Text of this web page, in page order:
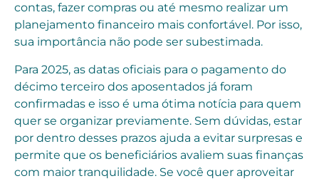
contas, fazer compras ou até mesmo realizar um
planejamento financeiro mais confortável. Por isso,
sua importância não pode ser subestimada.
Para 2025, as datas oficiais para o pagamento do
décimo terceiro dos aposentados já foram
confirmadas e isso é uma ótima notícia para quem
quer se organizar previamente. Sem dúvidas, estar
por dentro desses prazos ajuda a evitar surpresas e
permite que os beneficiários avaliem suas finanças
com maior tranquilidade. Se você quer aproveitar